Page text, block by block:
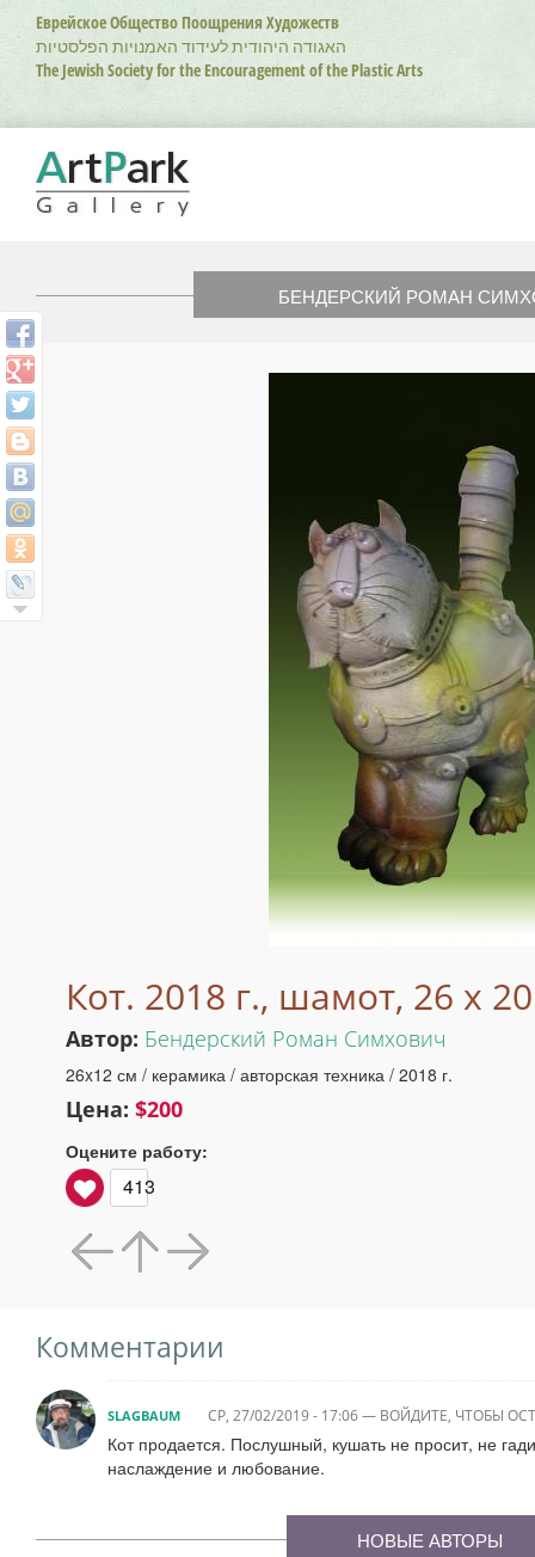
Перейти
основному
содержанию
Еврейское Общество Поощрения Художеств
האגודה היהודית לעידוד האמנויות הפלסטיות
The Jewish Society for the Encouragement of the Plastic Arts
БЕНДЕРСКИЙ РОМАН
Кот. 2018 г., шамот, 26 х
Автор: Бендерский Роман Симхович
26x12 см / керамика / авторская техника / 2018 г.
Цена: $200
Оцените работу:
413
Комментарии
SLAGBAUM СР, 27/02/2019 - 17:06— ВОЙДИТЕ, ЧТОБЫ
Кот продается. Послушный, кушать не просит, не
наслаждение и любование.
НОВЫЕ АВТОРЫ